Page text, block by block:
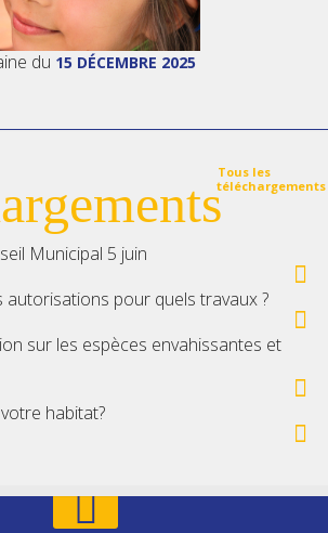
du 15 DÉCEMBRE 2025
Tous les
téléchargements
Municipal 5 juin
autorisations pour quels travaux ?
sur les espèces envahissantes et
habitat?